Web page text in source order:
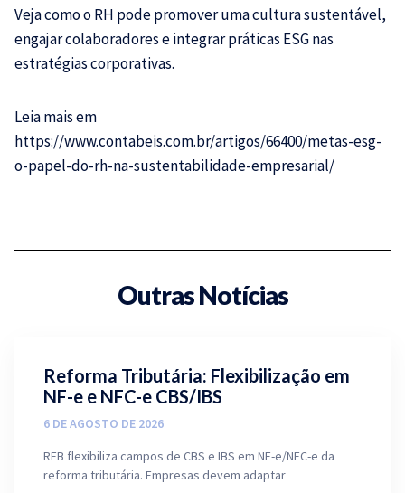
Veja como o RH pode promover uma cultura sustentável,
engajar colaboradores e integrar práticas ESG nas
estratégias corporativas.
Leia mais em
https://www.contabeis.com.br/artigos/66400/metas-esg-
o-papel-do-rh-na-sustentabilidade-empresarial/
Outras Notícias
Reforma Tributária: Flexibilização em
NF-e e NFC-e CBS/IBS
6 DE AGOSTO DE 2026
RFB flexibiliza campos de CBS e IBS em NF-e/NFC-e da
reforma tributária. Empresas devem adaptar